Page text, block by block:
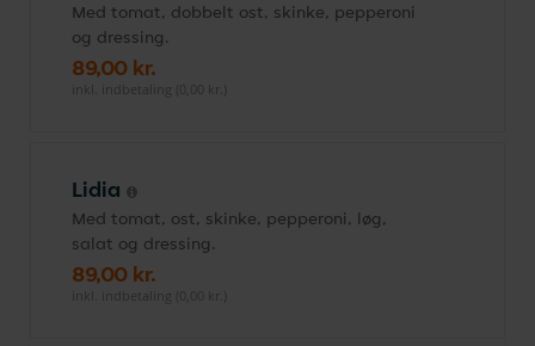
Med tomat, dobbelt ost, skinke, pepperoni
og dressing.
89,00 kr.
inkl. indbetaling (0,00 kr.)
Lidia
Med tomat, ost, skinke, pepperoni, løg,
salat og dressing.
89,00 kr.
inkl. indbetaling (0,00 kr.)